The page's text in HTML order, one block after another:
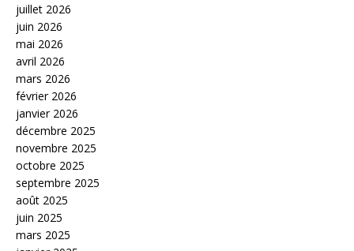
juillet 2026
juin 2026
mai 2026
avril 2026
mars 2026
février 2026
janvier 2026
décembre 2025
novembre 2025
octobre 2025
septembre 2025
août 2025
juin 2025
mars 2025